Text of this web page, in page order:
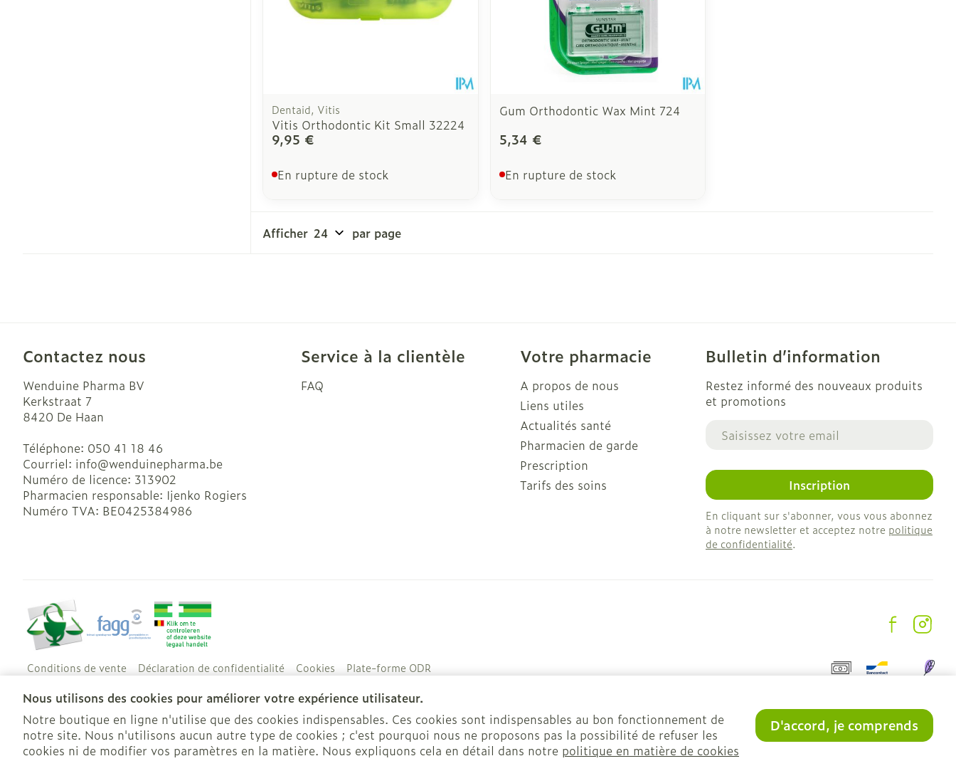
Nous utilisons des cookies pour améliorer votre expérience utilisateur.
Notre boutique en ligne n'utilise que des cookies indispensables. Ces cookies sont indispensables au bon fonctionnement de
notre site. Nous n'utilisons aucun autre type de cookies ; c'est pourquoi nous ne proposons pas la possibilité de refuser les
cookies ni de modifier vos paramètres en la matière. Nous expliquons cela en détail dans notre politique en matière de cookies
D'accord, je comprends
Dentaid, Vitis
Vitis Orthodontic Kit Small 32224
9,95 €
En rupture de stock
Gum Orthodontic Wax Mint 724
5,34 €
En rupture de stock
Afficher par page
Contactez nous
Wenduine Pharma BV
Kerkstraat 7
8420 De Haan
Téléphone: 050 41 18 46
Courriel: info@wenduinepharma.be
Numéro de licence: 313902
Pharmacien responsable: Ijenko Rogiers
Numéro TVA: BE0425384986
Service à la clientèle
FAQ
Votre pharmacie
A propos de nous
Liens utiles
Actualités santé
Pharmacien de garde
Prescription
Tarifs des soins
Bulletin d’information
Restez informé des nouveaux produits
et promotions
Adresse mail
Inscription
En cliquant sur s'abonner, vous vous abonnez
à notre newsletter et acceptez notre politique
de confidentialité.
Conditions de vente Déclaration de confidentialité Cookies Plate-forme ODR